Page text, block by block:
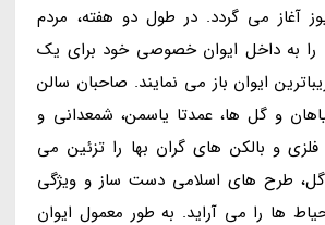
آغاز می گردد. در طول دو هفته، مردم
را به داخل ایوان خصوصی خود برای یک
ایوان باز می نمایند. صاحبان سالن
و گل ها، عمدتا یاسمن، شمعدانی و
و بالکن های گران بها را تزئین می
طرح های اسلامی دست ساز و ویژگی
ها را می آراید. به طور معمول ایوان